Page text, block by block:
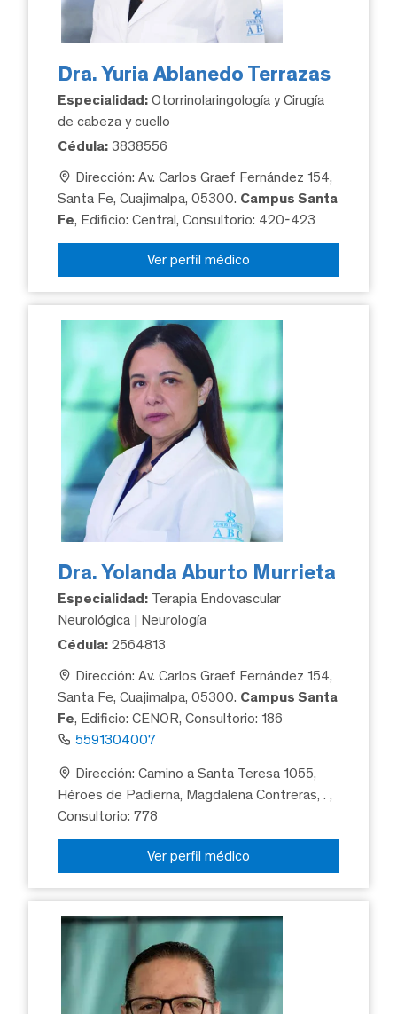
Dra. Yuria Ablanedo Terrazas
Especialidad: Otorrinolaringología y Cirugía
de cabeza y cuello
Cédula: 3838556
Dirección: Av. Carlos Graef Fernández 154,
Santa Fe, Cuajimalpa, 05300. Campus Santa
Fe, Edificio: Central, Consultorio: 420-423
Ver perfil médico
Dra. Yolanda Aburto Murrieta
Especialidad: Terapia Endovascular
Neurológica | Neurología
Cédula: 2564813
Dirección: Av. Carlos Graef Fernández 154,
Santa Fe, Cuajimalpa, 05300. Campus Santa
Fe, Edificio: CENOR, Consultorio: 186
5591304007
Dirección: Camino a Santa Teresa 1055,
Héroes de Padierna, Magdalena Contreras, .,
Consultorio: 778
Ver perfil médico